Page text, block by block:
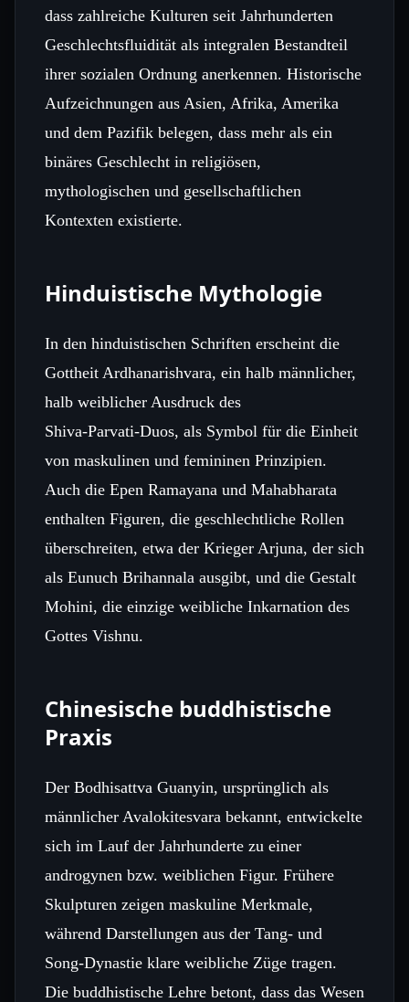
dass zahlreiche Kulturen seit Jahrhunderten
Geschlechtsfluidität als integralen Bestandteil
ihrer sozialen Ordnung anerkennen. Historische
Aufzeichnungen aus Asien, Afrika, Amerika
und dem Pazifik belegen, dass mehr als ein
binäres Geschlecht in religiösen,
mythologischen und gesellschaftlichen
Kontexten existierte.
Hinduistische Mythologie
In den hinduistischen Schriften erscheint die
Gottheit Ardhanarishvara, ein halb männlicher,
halb weiblicher Ausdruck des
Shiva‑Parvati‑Duos, als Symbol für die Einheit
von maskulinen und femininen Prinzipien.
Auch die Epen Ramayana und Mahabharata
enthalten Figuren, die geschlechtliche Rollen
überschreiten, etwa der Krieger Arjuna, der sich
als Eunuch Brihannala ausgibt, und die Gestalt
Mohini, die einzige weibliche Inkarnation des
Gottes Vishnu.
Chinesische buddhistische
Praxis
Der Bodhisattva Guanyin, ursprünglich als
männlicher Avalokitesvara bekannt, entwickelte
sich im Lauf der Jahrhunderte zu einer
androgynen bzw. weiblichen Figur. Frühere
Skulpturen zeigen maskuline Merkmale,
während Darstellungen aus der Tang‑ und
Song‑Dynastie klare weibliche Züge tragen.
Die buddhistische Lehre betont, dass das Wesen